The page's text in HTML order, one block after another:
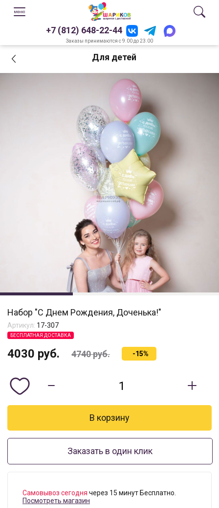
+7 (812) 648-22-44
Заказы принимаются с 9.00 до 23.00
Для детей
Набор "С Днем Рождения, Доченька!"
Артикул: 17-307
БЕСПЛАТНАЯ ДОСТАВКА
4030 руб. 4740руб. -15%
Заказать в один клик
Самовывоз сегодня через 15 минут Бесплатно.
Посмотреть магазин